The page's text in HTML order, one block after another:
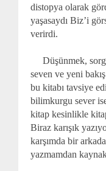
distopya olarak
yaşasaydı Biz’i
verirdi.
Düşünmek,
seven ve yeni
bu kitabı tavsiye
bilimkurgu sever
kitap kesinlikle
Biraz karışık
karşımda bir
yazmamdan